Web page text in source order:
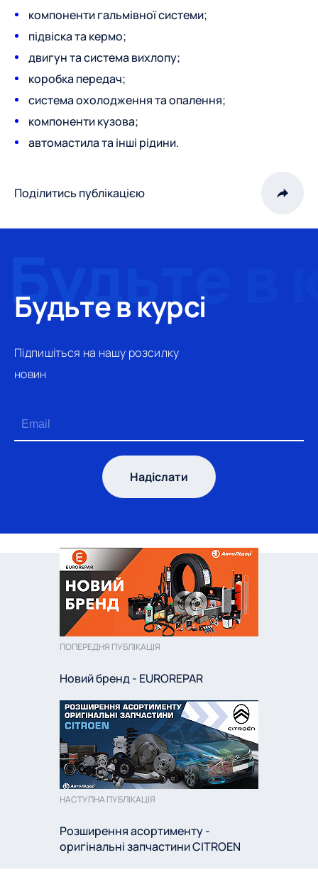
компоненти гальмівної системи;
підвіска та кермо;
двигун та система вихлопу;
коробка передач;
система охолодження та опалення;
компоненти кузова;
автомастила та інші рідини.
Поділитись публікацією
Будьте в курсі
Підпишіться на нашу розсилку
новин
Надіслати
ПОПЕРЕДНЯ ПУБЛІКАЦІЯ
Новий бренд - EUROREPAR
НАСТУПНА ПУБЛІКАЦІЯ
Розширення асортименту -
оригінальні запчастини CITROEN